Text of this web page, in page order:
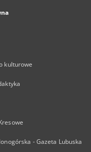
kulturowe
- Gazeta Lubuska